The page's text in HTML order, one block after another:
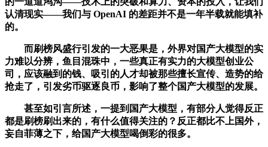
认清现实——我们与 OpenAI 的差距并不是一年半载就能填补
的。
而刷榜风盛行引发的一大恶果是，外界对国产大模型的实
力难以分辨，鱼目混珠中，一些真正有实力的大模型创业公
司，应该融到的钱、吸引的人才却被那些擅长宣传、造势的给
抢走了，引发劣币驱逐良币，影响了整个国产大模型的发展。
甚至如引言所述，一提到国产大模型，有部分人觉得反正
都是刷榜刷出来的，有什么值得关注的？反正都比不上国外，
妄自菲薄之下，给国产大模型喝倒彩的很多。